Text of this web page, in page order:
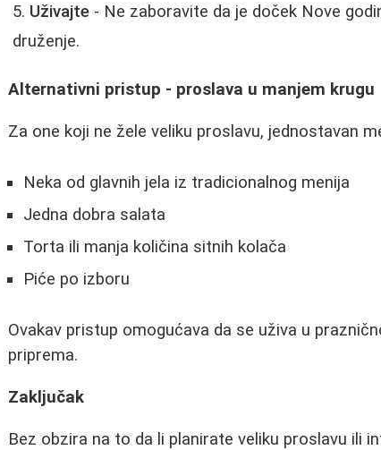
Uživajte - Ne zaboravite da je doček Nove
druženje.
Alternativni pristup - proslava u manjem krugu
Za one koji ne žele veliku proslavu, jednostavan
Neka od glavnih jela iz tradicionalnog menija
Jedna dobra salata
Torta ili manja količina sitnih kolača
Piće po izboru
Ovakav pristup omogućava da se uživa u
priprema.
Zaključak
Bez obzira na to da li planirate veliku proslavu ili